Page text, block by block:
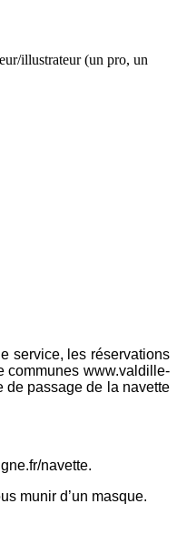
illustrateur (un pro, un
service, les réservations
communes www.valdille-
de passage de la navette
navette.
munir d’un masque.